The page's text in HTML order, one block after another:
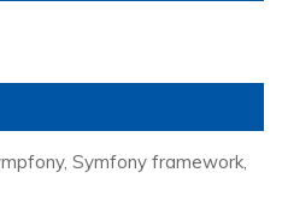
Symfony framework,